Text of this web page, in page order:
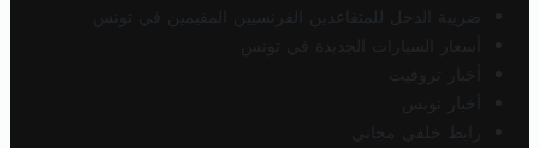
ضريبة الدخل للمتقاعدين الفرنسيين المقيمين في تونس
أسعار السيارات الجديدة في تونس
أخبار تروفيت
أخبار تونس
رابط خلفي مجاني